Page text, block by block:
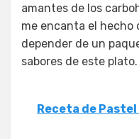
amantes de los
me encanta el hecho
depender de un
sabores de este plato.
Receta de